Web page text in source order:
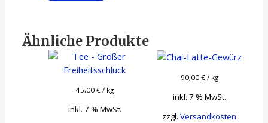
Ähnliche Produkte
45,00 €/ kg
inkl. 7 % MwSt.
90,00 €/ kg
inkl. 7 % MwSt.
zzgl.Versandkosten